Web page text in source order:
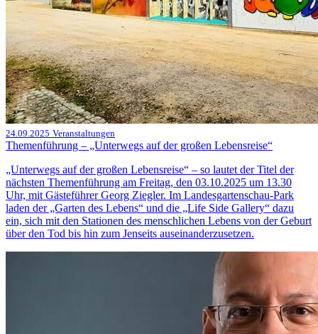
24.09.2025 Veranstaltungen
Themenführung – „Unterwegs auf der großen Lebensreise“
„Unterwegs auf der großen Lebensreise“ – so lautet der Titel der
nächsten Themenführung am Freitag, den 03.10.2025 um 13.30
Uhr, mit Gästeführer Georg Ziegler. Im Landesgartenschau-Park
laden der „Garten des Lebens“ und die „Life Side Gallery“ dazu
ein, sich mit den Stationen des menschlichen Lebens von der Geburt
über den Tod bis hin zum Jenseits auseinanderzusetzen.